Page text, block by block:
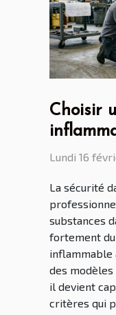
Choisir
Lundi 16
La sécurité
substances
fortement du
inflammable
des
il devient
critères qui